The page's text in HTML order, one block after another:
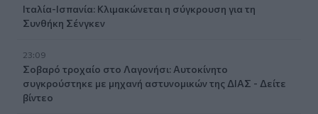
Ιταλία-Ισπανία: Κλιμακώνεται η σύγκρουση για τη
Συνθήκη Σένγκεν
23:09
Σοβαρό τροχαίο στο Λαγονήσι: Αυτοκίνητο
συγκρούστηκε με μηχανή αστυνομικών της ΔΙΑΣ - Δείτε
βίντεο